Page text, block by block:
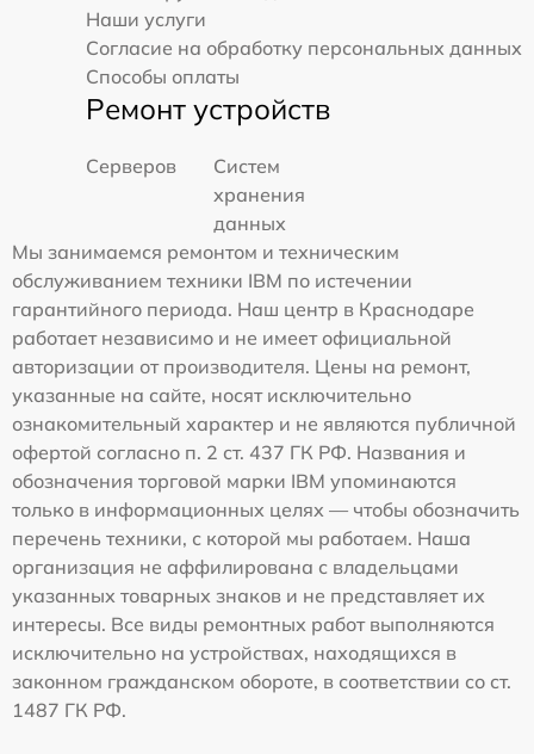
Наши услуги
Согласие на обработку персональных данных
Способы оплаты
Ремонт устройств
Серверов
Систем
хранения
данных
Мы занимаемся ремонтом и техническим
обслуживанием техники IBM по истечении
гарантийного периода. Наш центр в Краснодаре
работает независимо и не имеет официальной
авторизации от производителя. Цены на ремонт,
указанные на сайте, носят исключительно
ознакомительный характер и не являются публичной
офертой согласно п. 2 ст. 437 ГК РФ. Названия и
обозначения торговой марки IBM упоминаются
только в информационных целях — чтобы обозначить
перечень техники, с которой мы работаем. Наша
организация не аффилирована с владельцами
указанных товарных знаков и не представляет их
интересы. Все виды ремонтных работ выполняются
исключительно на устройствах, находящихся в
законном гражданском обороте, в соответствии со ст.
1487 ГК РФ.